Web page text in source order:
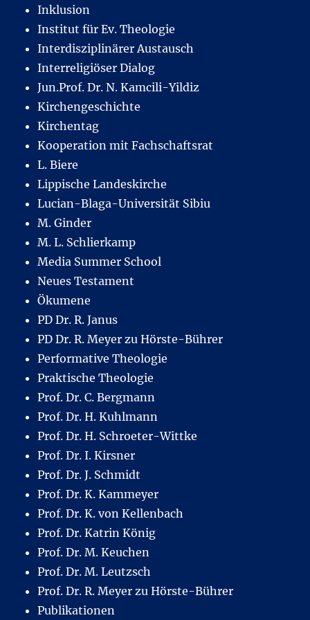
Inklusion
Institut für Ev. Theologie
Interdisziplinärer Austausch
Interreligiöser Dialog
Jun.Prof. Dr. N. Kamcili-Yildiz
Kirchengeschichte
Kirchentag
Kooperation mit Fachschaftsrat
L. Biere
Lippische Landeskirche
Lucian-Blaga-Universität Sibiu
M. Ginder
M. L. Schlierkamp
Media Summer School
Neues Testament
Ökumene
PD Dr. R. Janus
PD Dr. R. Meyer zu Hörste-Bührer
Performative Theologie
Praktische Theologie
Prof. Dr. C. Bergmann
Prof. Dr. H. Kuhlmann
Prof. Dr. H. Schroeter-Wittke
Prof. Dr. I. Kirsner
Prof. Dr. J. Schmidt
Prof. Dr. K. Kammeyer
Prof. Dr. K. von Kellenbach
Prof. Dr. Katrin König
Prof. Dr. M. Keuchen
Prof. Dr. M. Leutzsch
Prof. Dr. R. Meyer zu Hörste-Bührer
Publikationen